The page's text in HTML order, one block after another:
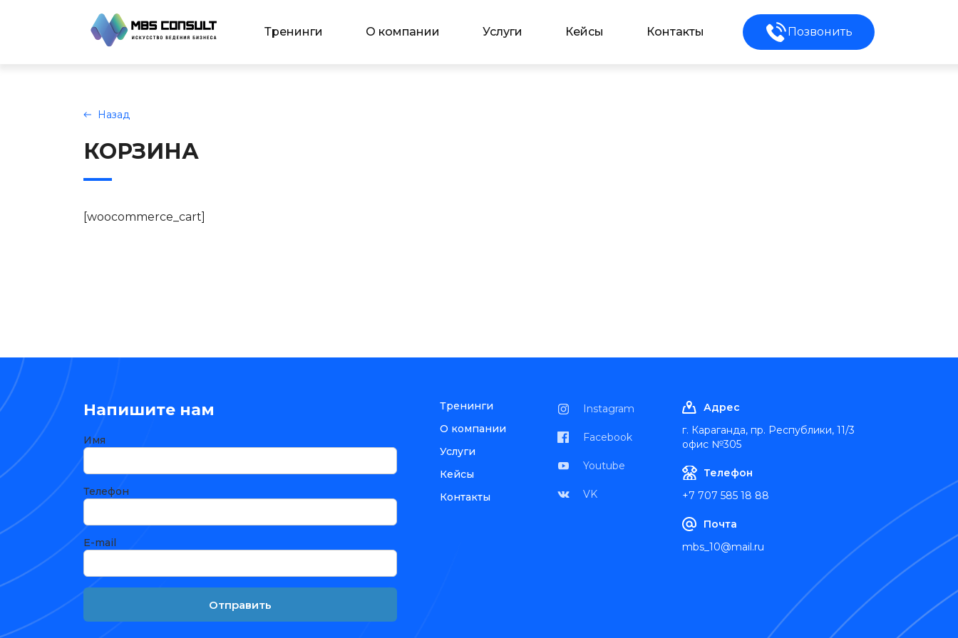
Тренинги О компании Услуги Кейсы Контакты Позвонить
Назад
КОРЗИНА
[woocommerce_cart]
Напишите нам
Имя
Телефон
E-mail
Тренинги
О компании
Услуги
Кейсы
Контакты
Instagram
Facebook
Youtube
VK
Адрес
г. Караганда, пр. Республики, 11/3
офис №305
Телефон
+7 707 585 18 88
Почта
mbs_10@mail.ru